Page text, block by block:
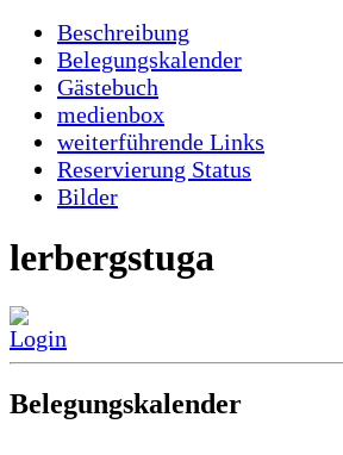
Beschreibung
Belegungskalender
Gästebuch
medienbox
weiterführende Links
Reservierung Status
Bilder
lerbergstuga
Belegungskalender